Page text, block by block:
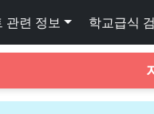
관련 정보 학교급식